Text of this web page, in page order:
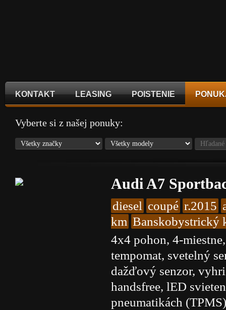
KONTAKT LEASING POISTENIE
Vyberte si z našej ponuky:
Audi A7
diesel coupé r.2015
km Banskobystrický
4x4 pohon, 4-
tempomat, svetelný
dažďový senzor,
handsfree, lED
pneumatikách